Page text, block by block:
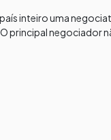
inteiro uma
principal negociador